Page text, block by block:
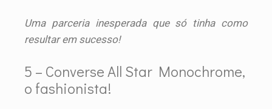
Uma parceria inesperada que só tinha como
resultar em sucesso!
5 – Converse All Star Monochrome,
o fashionista!